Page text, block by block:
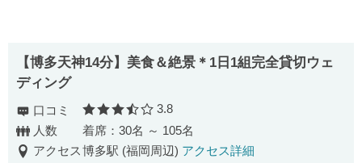
【博多天神14分】美食＆絶景＊1日1組完全貸切ウェ
ディング
口コミ 口コミ評価
3.8
人数
着席：30名 ～ 105名
アクセス博多駅 (福岡周辺) アクセス詳細